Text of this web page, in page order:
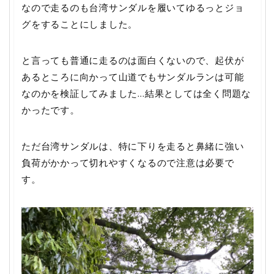
なので走るのも台湾サンダルを履いてゆるっとジョ
グをすることにしました。
と言っても普通に走るのは面白くないので、起伏が
あるところに向かって山道でもサンダルランは可能
なのかを検証してみました…結果としては全く問題な
かったです。
ただ台湾サンダルは、特に下りを走ると鼻緒に強い
負荷がかかって切れやすくなるので注意は必要で
す。